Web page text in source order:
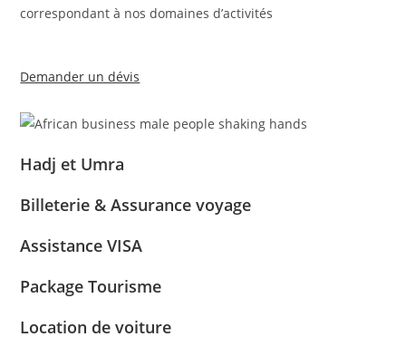
correspondant à nos domaines d’activités
Demander un dévis
Hadj et Umra
Billeterie & Assurance voyage
Assistance VISA
Package Tourisme
Location de voiture